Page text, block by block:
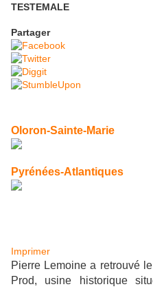
TESTEMALE
Partager
Oloron-Sainte-Marie
Pyrénées-Atlantiques
Imprimer
Pierre Lemoine a retrouvé
Prod, usine historique